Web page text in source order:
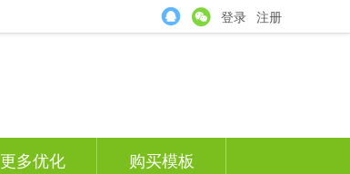
登录 注册
更多优化 购买模板